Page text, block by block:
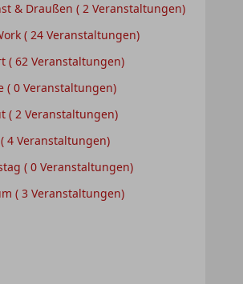
& Draußen ( 2 Veranstaltungen)
( 24 Veranstaltungen)
( 62 Veranstaltungen)
( 0 Veranstaltungen)
( 2 Veranstaltungen)
( 4 Veranstaltungen)
( 0 Veranstaltungen)
( 3 Veranstaltungen)